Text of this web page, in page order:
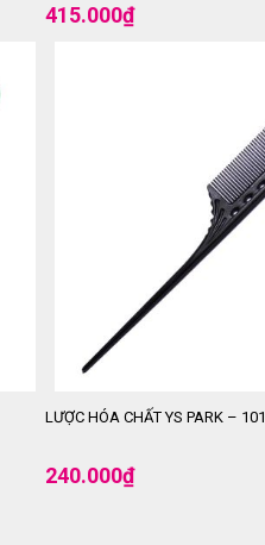
415.000₫
LƯỢC HÓA CHẤT YS PARK – 101
240.000₫